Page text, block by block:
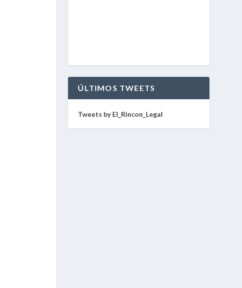
ÚLTIMOS TWEETS
Tweets by El_Rincon_Legal